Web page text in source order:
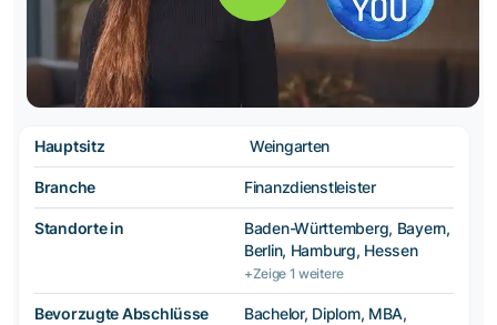
Hauptsitz Weingarten
Branche Finanzdienstleister
Standorte in
Baden-Württemberg, Bayern,
Berlin, Hamburg, Hessen
+Zeige 1 weitere
Bevorzugte Abschlüsse
Bachelor, Diplom, MBA,